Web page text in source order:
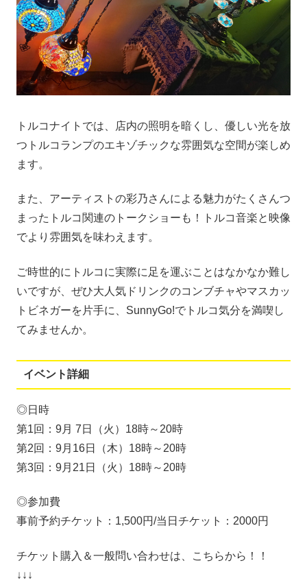
トルコナイトでは、店内の照明を暗くし、優しい光を放
つトルコランプのエキゾチックな雰囲気な空間が楽しめ
ます。
また、アーティストの彩乃さんによる魅力がたくさんつ
まったトルコ関連のトークショーも！トルコ音楽と映像
でより雰囲気を味わえます。
ご時世的にトルコに実際に足を運ぶことはなかなか難し
いですが、ぜひ大人気ドリンクのコンブチャやマスカッ
トビネガーを片手に、SunnyGo!でトルコ気分を満喫し
てみませんか。
イベント詳細
◎日時
第1回：9月 7日（火）18時～20時
第2回：9月16日（木）18時～20時
第3回：9月21日（火）18時～20時
◎参加費
事前予約チケット：1,500円/当日チケット：2000円
チケット購入＆一般問い合わせは、こちらから！！
↓↓↓